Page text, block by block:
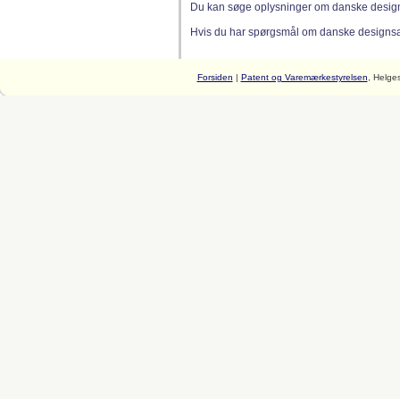
Du kan søge oplysninger om danske
Hvis du har spørgsmål om danske
Forsiden | Patent og Varemærkestyrelsen ,